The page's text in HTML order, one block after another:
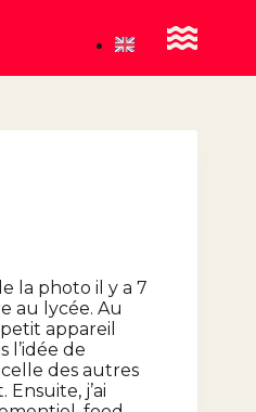
la photo il y a 7
au lycée. Au
appareil
l’idée de
des autres
j’ai